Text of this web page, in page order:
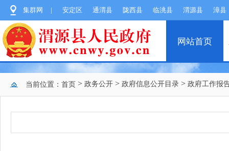
集群网 | 安定区 通渭县 陇西县 临洮县 渭源县 漳县
网站首页
当前位置： 首页 > 政务公开 > 政府信息公开目录 > 政府工作报